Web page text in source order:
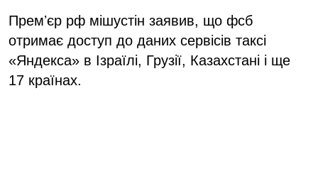
Премʼєр рф мішустін заявив, що фсб
отримає доступ до даних сервісів таксі
«Яндекса» в Ізраїлі, Грузії, Казахстані і ще
17 країнах.